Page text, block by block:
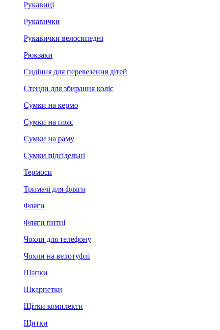
Рукавиці
Рукавички
Рукавички велосипедні
Рюкзаки
Сидіння для перевезення дітей
Стенди для збирання коліс
Сумки на кермо
Сумки на пояс
Сумки на раму
Сумки підсідельні
Термоси
Тримачі для фляги
Фляги
Фляги питні
Чохли для телефону
Чохли на велотуфлі
Шапки
Шкарпетки
Щітки комплекти
Щитки